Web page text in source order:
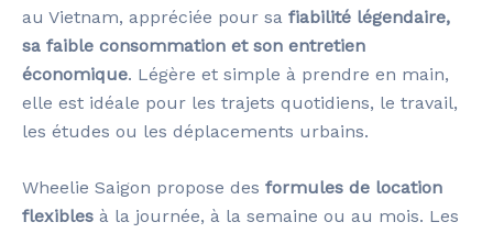
au Vietnam, appréciée pour sa fiabilité légendaire,
sa faible consommation et son entretien
économique. Légère et simple à prendre en main,
elle est idéale pour les trajets quotidiens, le travail,
les études ou les déplacements urbains.
Wheelie Saigon propose des formules de location
flexibles à la journée, à la semaine ou au mois. Les